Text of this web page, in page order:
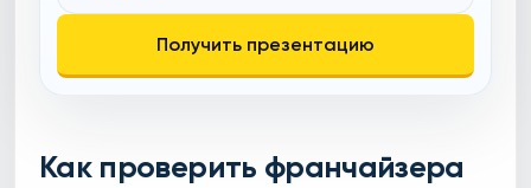
Франшиза включает обучение, поддержку и
Получить презентацию
Как проверить франчайзера